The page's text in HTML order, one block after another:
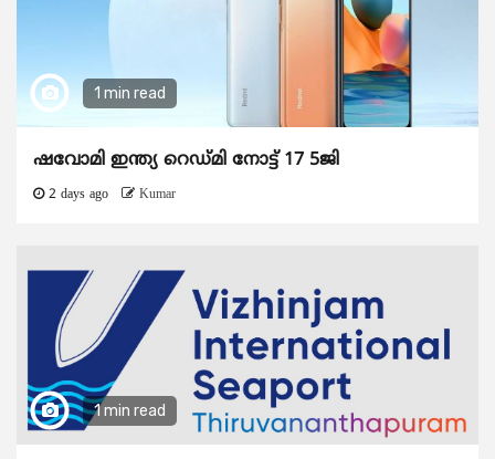
1 min read
ഷവോമി ഇന്ത്യ റെഡ്മി നോട്ട് 17 5ജി
2 days ago Kumar
1 min read